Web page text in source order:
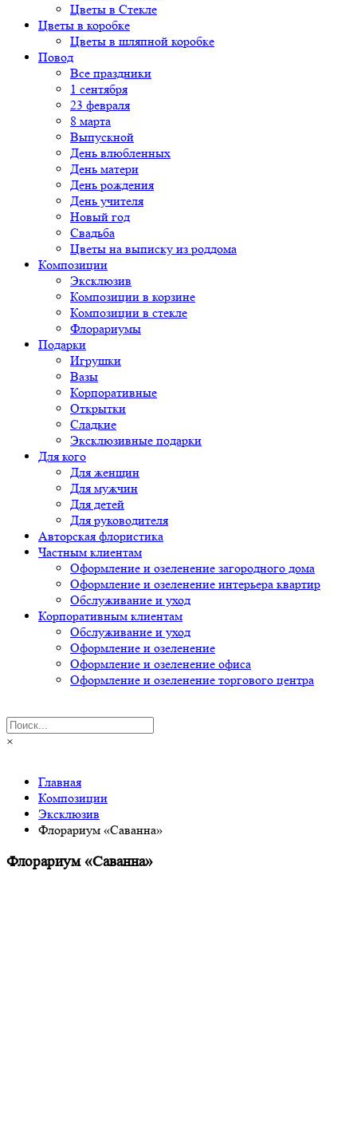
Цветы в Стекле
Цветы в коробке
Цветы в шляпной коробке
Повод
Все праздники
1 сентября
23 февраля
8 марта
Выпускной
День влюбленных
День матери
День рождения
День учителя
Новый год
Свадьба
Цветы на выписку из роддома
Композиции
Эксклюзив
Композиции в корзине
Композиции в стекле
Флорариумы
Подарки
Игрушки
Вазы
Корпоративные
Открытки
Сладкие
Эксклюзивные подарки
Для кого
Для женщин
Для мужчин
Для детей
Для руководителя
Авторская флористика
Частным клиентам
Оформление и озеленение загородного дома
Оформление и озеленение интерьера квартир
Обслуживание и уход
Корпоративным клиентам
Обслуживание и уход
Оформление и озеленение
Оформление и озеленение офиса
Оформление и озеленение торгового центра
×
Главная
Композиции
Эксклюзив
Флорариум «Саванна»
Флорариум «Саванна»